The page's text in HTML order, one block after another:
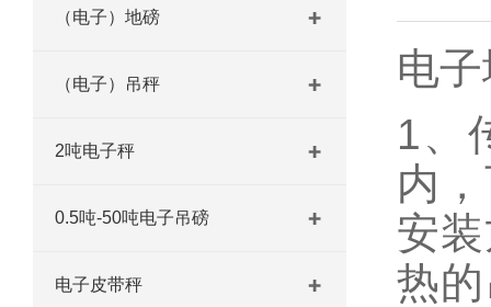
（电子）地磅
（电子）吊秤
2吨电子秤
0.5吨-50吨电子吊磅
电子皮带秤
电
1、
内
安
热